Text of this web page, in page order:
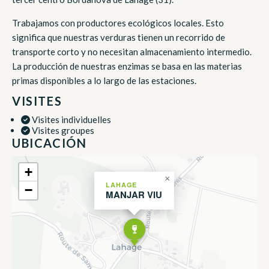
Trabajamos con productores ecológicos locales. Esto
significa que nuestras verduras tienen un recorrido de
transporte corto y no necesitan almacenamiento intermedio.
La producción de nuestras enzimas se basa en las materias
primas disponibles a lo largo de las estaciones.
VISITES
Visites individuelles
Visites groupes
UBICACIÓN
LAHAGE
MANJAR VIU
×
+
−